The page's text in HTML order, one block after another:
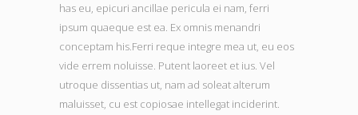
has eu, epicuri ancillae pericula ei nam, ferri
ipsum quaeque est ea. Ex omnis menandri
conceptam his.Ferri reque integre mea ut, eu eos
vide errem noluisse. Putent laoreet et ius. Vel
utroque dissentias ut, nam ad soleat alterum
maluisset, cu est copiosae intellegat inciderint.